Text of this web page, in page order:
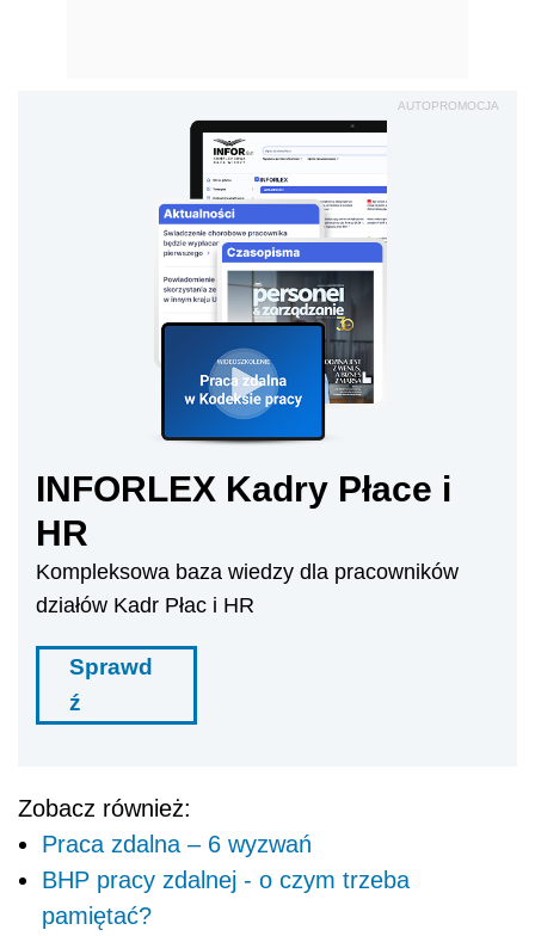
AUTOPROMOCJA
INFORLEX Kadry Płace i
HR
Kompleksowa baza wiedzy dla pracowników
działów Kadr Płac i HR
Sprawd
ź
Zobacz również:
Praca zdalna – 6 wyzwań
BHP pracy zdalnej - o czym trzeba
pamiętać?